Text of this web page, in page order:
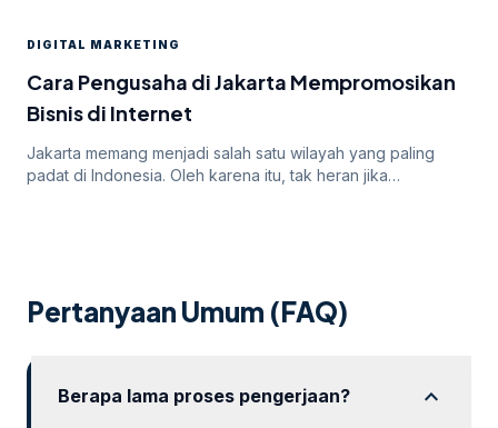
menghadapi tantangan dalam mendapatkan persetujuan
iklan mereka. Dalam artikel ini, kita akan membahas
mengapa […]
DIGITAL MARKETING
Cara Pengusaha di Jakarta Mempromosikan
Bisnis di Internet
Jakarta memang menjadi salah satu wilayah yang paling
padat di Indonesia. Oleh karena itu, tak heran jika
cukup? Atau […]
Pertanyaan Umum (FAQ)
Berapa lama proses pengerjaan? expand_more